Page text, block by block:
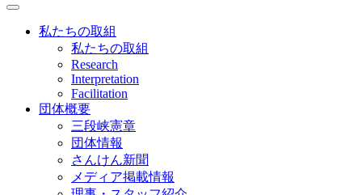
私たちの取組
私たちの取組
Research
Interpretation
Facilitation
団体概要
三段峡憲章
団体情報
さんけん新聞
メディア掲載情報